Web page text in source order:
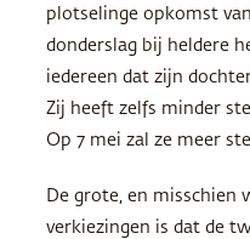
plotselinge opkomst
donderslag bij heldere
iedereen dat zijn
Zij heeft zelfs minder
Op 7 mei zal ze meer
De grote, en misschien
verkiezingen is dat de